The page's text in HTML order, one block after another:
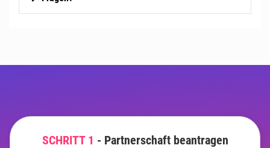
Falls du Werbung schalten möchtest, hinterlegen dazu
SCHRITT 1 - Partnerschaft beantragen